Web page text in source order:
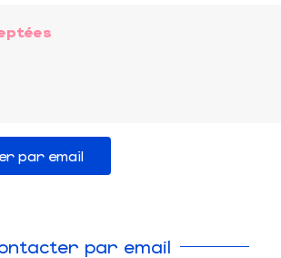
par email
par email